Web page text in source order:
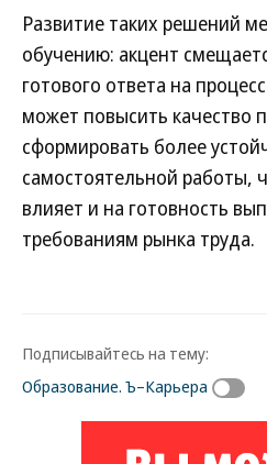
Развитие таких решений
обучению: акцент
готового ответа на
может повысить качество
сформировать более
самостоятельной работы,
влияет и на готовность
требованиям рынка труда.
Подписывайтесь на тему:
Образование. Ъ–Карьера